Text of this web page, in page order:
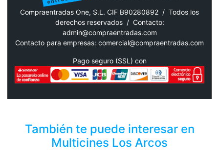
Compraentradas One, S.L. CIF B90280892 / Todos los
derechos reservados / Contacto:
admin@compraentradas.com
Contacto para empresas: comercial@compraentradas.com
Pago seguro (SSL) con
También te puede interesar en
Multicines Los Arcos